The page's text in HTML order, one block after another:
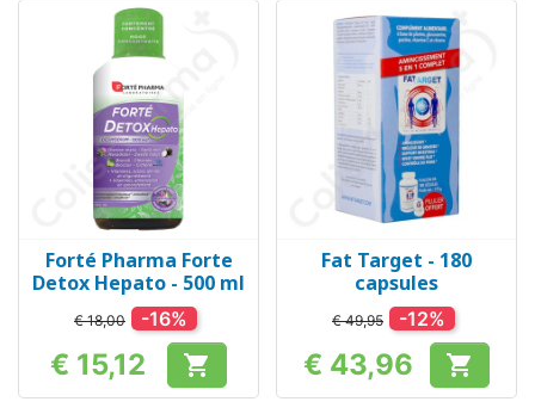
Forté Pharma Forte
Detox Hepato - 500 ml
€ 18,00 -16%
Prijs
€ 15,12 
Fat Target - 180
capsules
€ 49,95 -12%
Prijs
€ 43,96 